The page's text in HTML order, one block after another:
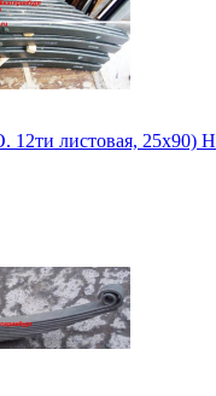
12ти листовая, 25х90) H